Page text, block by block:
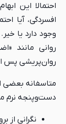
احتمالا این
افسردگی، آیا
وجود دارد یا
روانی مانند
روان‌پریشی پس از
متاسفانه بعضی
دست‌وپنجه نرم
نگرانی از